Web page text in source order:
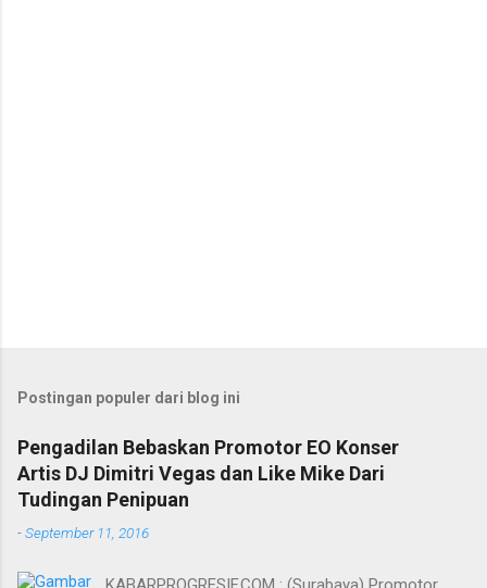
Postingan populer dari blog ini
Pengadilan Bebaskan Promotor EO Konser
Artis DJ Dimitri Vegas dan Like Mike Dari
Tudingan Penipuan
-September 11, 2016